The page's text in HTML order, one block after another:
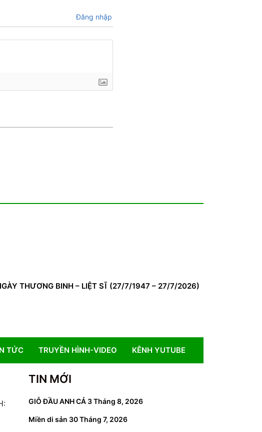
Đăng nhập
THƯƠNG BINH – LIỆT SĨ (27/7/1947 – 27/7/2026)
TỨC TRUYỀN HÌNH-VIDEO KÊNH YUTUBE
TIN MỚI
GIỖ ĐẦU ANH CẢ 3 Tháng 8, 2026
Miền di sản 30 Tháng 7, 2026